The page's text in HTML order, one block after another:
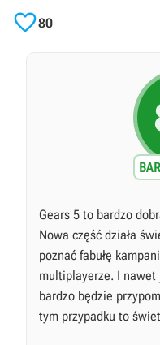
80
Gears 5 to bardzo
Nowa część działa
poznać fabułę
multiplayerze. I
bardzo będzie
tym przypadku to